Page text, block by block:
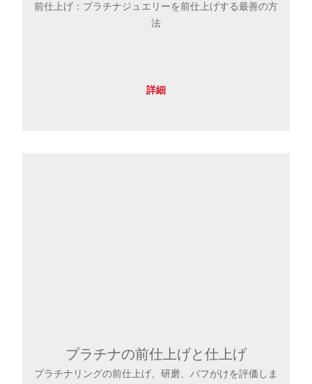
前仕上げ：プラチナジュエリーを前仕上げする最善の方
法
詳細
プラチナの前仕上げと仕上げ
プラチナリングの前仕上げ、研磨、バフがけを評価しま